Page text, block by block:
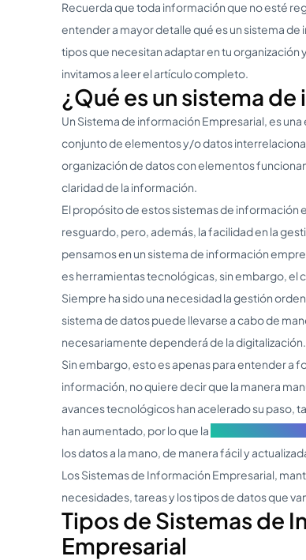
Recuerda que toda información que no esté
entender a mayor detalle qué es un sistema
tipos que necesitan adaptar en tu organización
invitamos a leer el artículo completo.
¿Qué es un sistema
Un Sistema de información Empresarial, es
conjunto de elementos y/o datos
organización de datos con elementos
claridad de la información.
El propósito de estos sistemas de información
resguardo, pero, además, la facilidad en la
pensamos en un sistema de información
es herramientas tecnológicas, sin embargo, el
Siempre ha sido una necesidad la gestión
sistema de datos puede llevarse a cabo de
necesariamente dependerá de la digitalización.
Sin embargo, esto es apenas para entender a
información, no quiere decir que la manera
avances tecnológicos han acelerado su paso,
han aumentado, por lo que la
los datos a la mano, de manera fácil y
Los Sistemas de Información Empresarial,
necesidades, tareas y los tipos de datos que
Tipos de Sistemas de
Empresarial